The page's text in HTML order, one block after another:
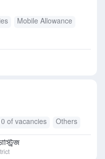
Mobile Allowance
of vacancies Others